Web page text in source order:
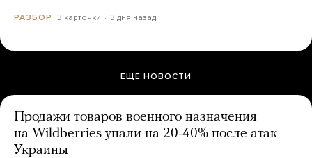
РАЗБОР 3 карточки 3 дня назад
ЕЩЕ НОВОСТИ
Продажи товаров военного назначения
на Wildberries упали на 20-40% после атак
Украины